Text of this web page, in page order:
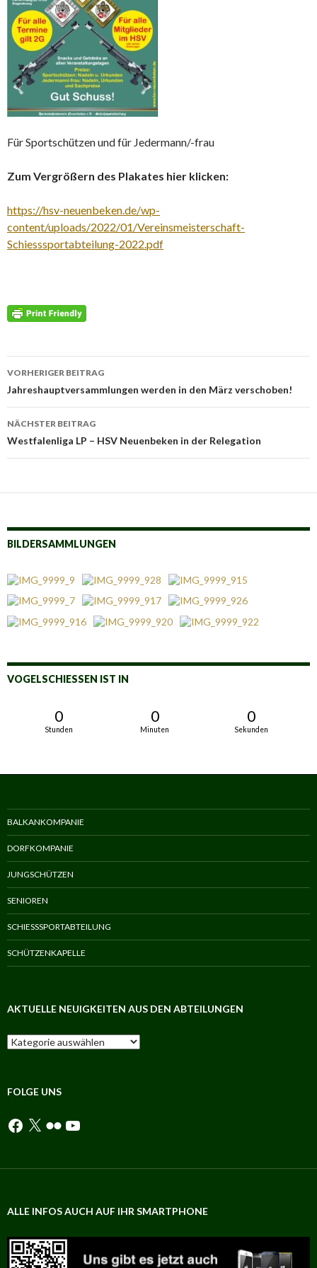
Für Sportschützen und für Jedermann/-frau
Zum Vergrößern des Plakates hier klicken:
https://hsv-neuenbeken.de/wp-
content/uploads/2022/01/Vereinsmeisterschaft-
Schiesssportabteilung-2022.pdf
Beitrags-
Navigation
VORHERIGER BEITRAG
Jahreshauptversammlungen werden in den März verschoben!
NÄCHSTER BEITRAG
Westfalenliga LP – HSV Neuenbeken in der Relegation
BILDERSAMMLUNGEN
VOGELSCHIESSEN IST IN
0
Stunden
0
Minuten
0
Sekunden
BALKANKOMPANIE
DORFKOMPANIE
JUNGSCHÜTZEN
SENIOREN
SCHIESSSPORTABTEILUNG
SCHÜTZENKAPELLE
AKTUELLE NEUIGKEITEN AUS DEN ABTEILUNGEN
Aktuelle
Neuigkeiten
Abteilungen
FOLGE UNS
Facebook
X FlickrYouTube
ALLE INFOS AUCH AUF IHR SMARTPHONE